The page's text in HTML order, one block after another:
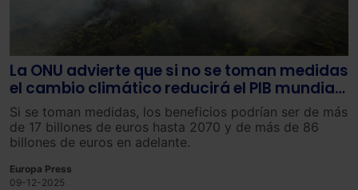
La ONU advierte que si no se toman medidas
el cambio climático reducirá el PIB mundial
en un 20% para finales de siglo
Si se toman medidas, los beneficios podrían ser de más
de 17 billones de euros hasta 2070 y de más de 86
billones de euros en adelante.
Europa Press
09-12-2025